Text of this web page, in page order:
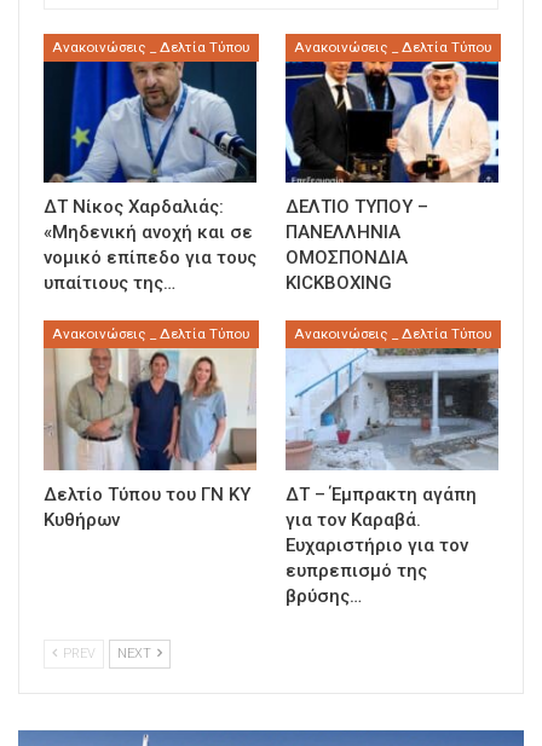
Ανακοινώσεις _ Δελτία Τύπου
ΔΤ Νίκος Χαρδαλιάς:
«Μηδενική ανοχή και σε
νομικό επίπεδο για τους
υπαίτιους της…
Ανακοινώσεις _ Δελτία Τύπου
ΔΕΛΤΙΟ ΤΥΠΟΥ –
ΠΑΝΕΛΛΗΝΙΑ
ΟΜΟΣΠΟΝΔΙΑ
KICKBOXING
Ανακοινώσεις _ Δελτία Τύπου
Δελτίο Τύπου του ΓΝ ΚΥ
Κυθήρων
Ανακοινώσεις _ Δελτία Τύπου
ΔΤ – Έμπρακτη αγάπη
για τον Καραβά.
Ευχαριστήριο για τον
ευπρεπισμό της
βρύσης…
PREV NEXT